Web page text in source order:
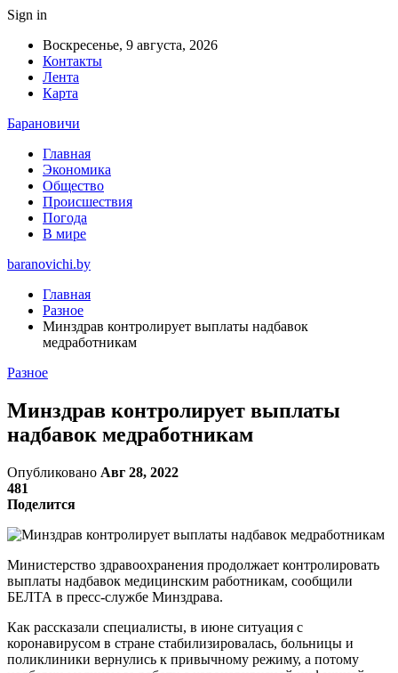
Sign in
Воскресенье, 9 августа, 2026
Контакты
Лента
Карта
Барановичи
Главная
Экономика
Общество
Происшествия
Погода
В мире
baranovichi.by
Главная
Разное
Минздрав контролирует выплаты надбавок
медработникам
Разное
Минздрав контролирует выплаты
надбавок медработникам
Опубликовано Авг 28, 2022
481
Поделится
Министерство здравоохранения продолжает контролировать
выплаты надбавок медицинским работникам, сообщили
БЕЛТА в пресс-службе Минздрава.
Как рассказали специалисты, в июне ситуация с
коронавирусом в стране стабилизировалась, больницы и
поликлиники вернулись к привычному режиму, а потому